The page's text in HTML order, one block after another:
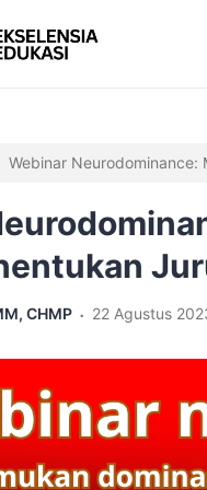
Webinar Neurodominance:
CHMP . 22 Agustus